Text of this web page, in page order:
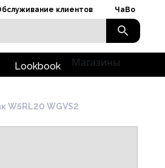
клиентов ЧаВо
Lookbook Магазины
W5RL20 WGVS2